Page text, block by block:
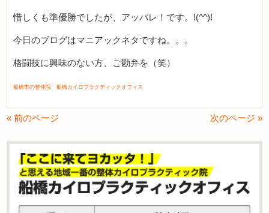
惜しくも準優勝でしたが、アッパレ！です。!(^^)!
今日のブログはマニアックネタですね。。。
格闘技に興味のない方、ご勘弁を（笑）
船橋市の整体院 船橋カイロプラクティックオフィス
« 前のページ 次のページ »